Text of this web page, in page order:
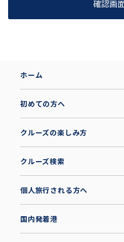
確認画
ホーム
初めての方へ
クルーズの楽しみ方
クルーズ検索
個人旅行される方へ
国内発着港